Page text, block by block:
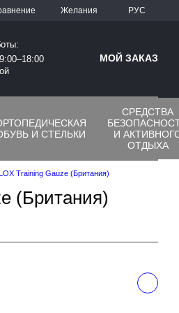
Желания РУС
9:00–18:00
МОЙ ЗАКАЗ
И СТЕЛЬКИ
СРЕДСТВА
И
ОТДЫХА
Training Gauze (Британия)
(Британия)